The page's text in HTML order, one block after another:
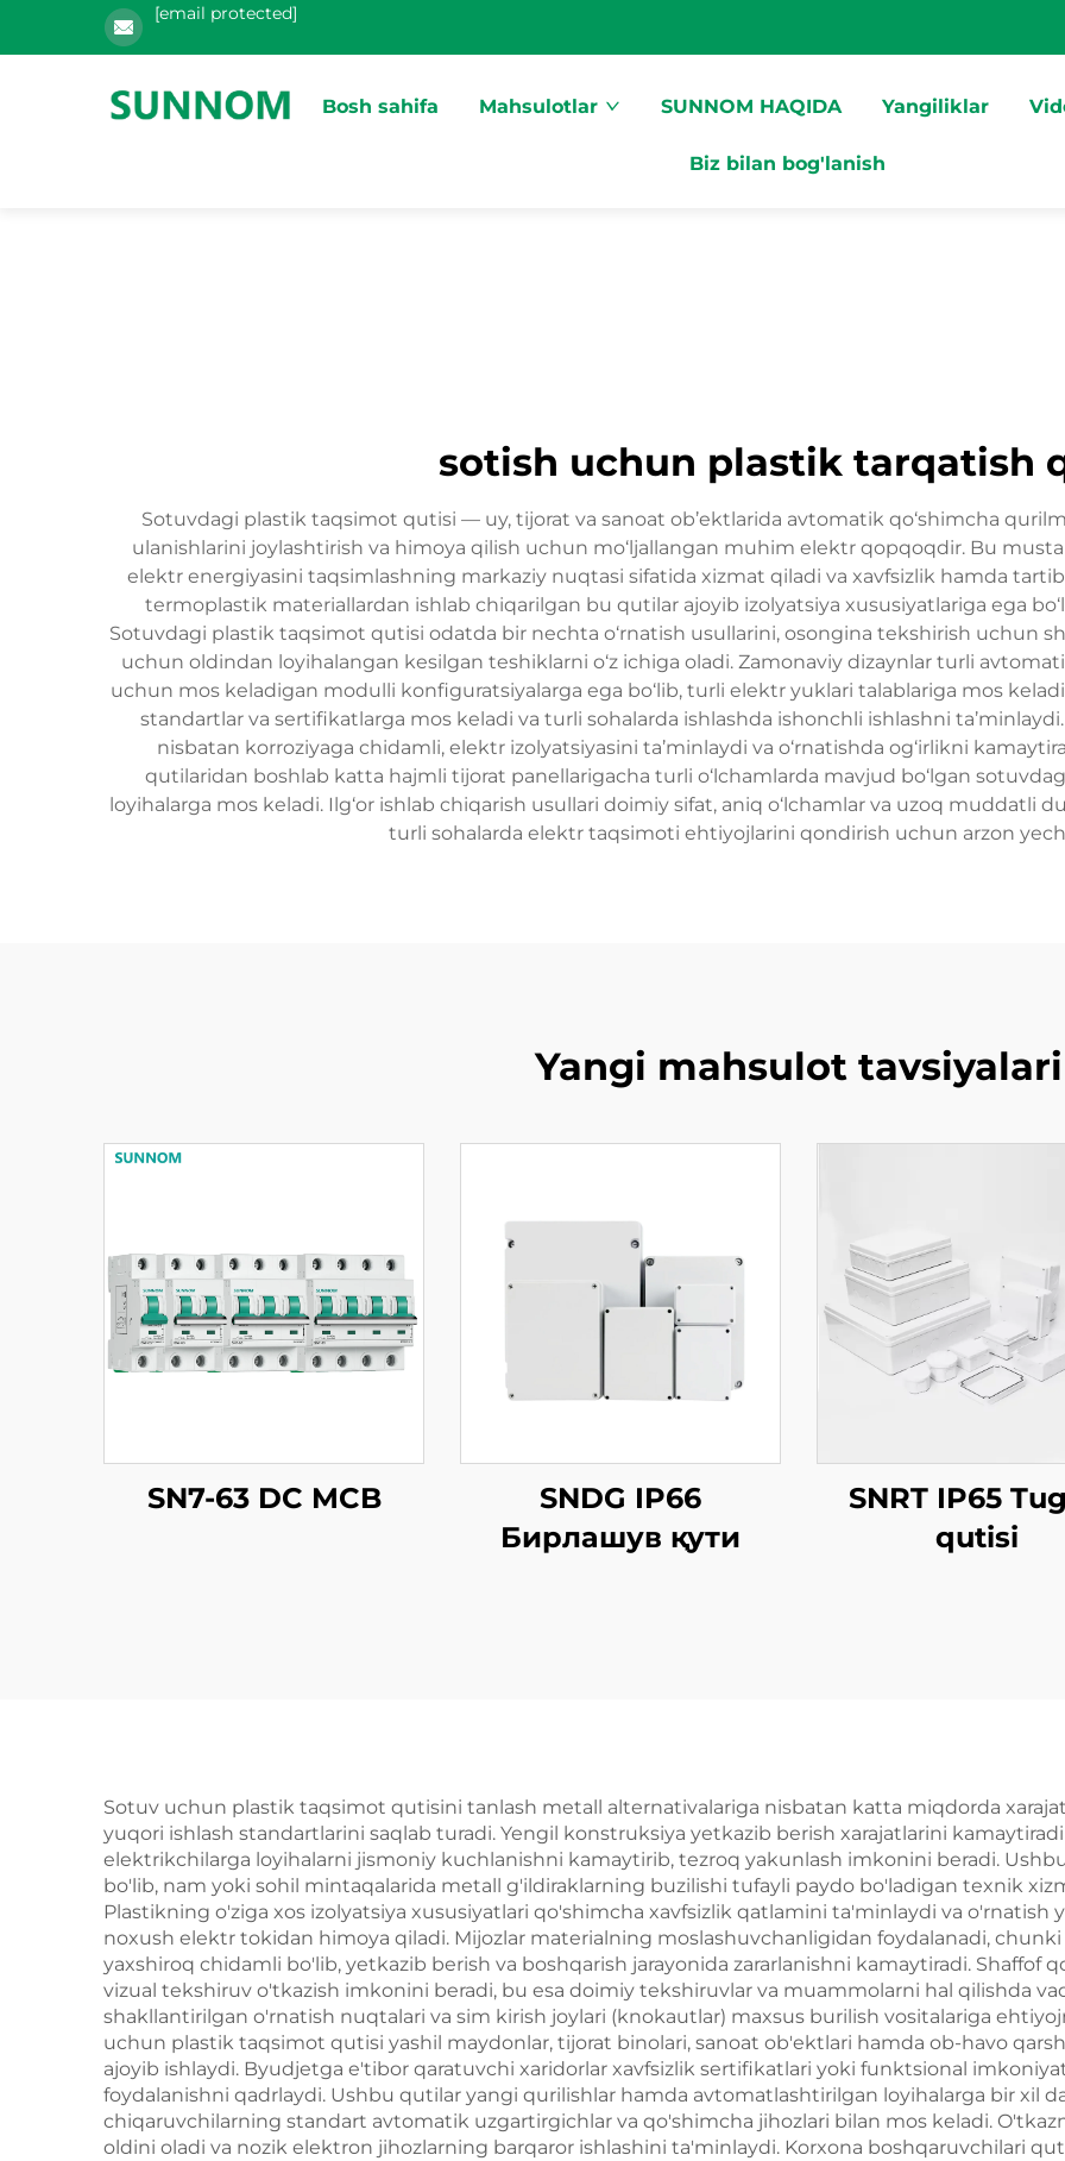
[email protected]
Bosh sahifa Mahsulotlar SUNNOM HAQIDA Yangiliklar
Biz bilan bog'lanish
sotish uchun plastik tarqatish
Sotuvdagi plastik taqsimot qutisi — uy, tijorat va sanoat ob’ektlarida avtomatik qo‘shimcha
ulanishlarini joylashtirish va himoya qilish uchun mo‘ljallangan muhim elektr qopqoqdir. Bu
elektr energiyasini taqsimlashning markaziy nuqtasi sifatida xizmat qiladi va xavfsizlik hamda
termoplastik materiallardan ishlab chiqarilgan bu qutilar ajoyib izolyatsiya xususiyatlariga ega
Sotuvdagi plastik taqsimot qutisi odatda bir nechta o‘rnatish usullarini, osongina tekshirish uchun
uchun oldindan loyihalangan kesilgan teshiklarni o‘z ichiga oladi. Zamonaviy dizaynlar turli
uchun mos keladigan modulli konfiguratsiyalarga ega bo‘lib, turli elektr yuklari talablariga mos
standartlar va sertifikatlarga mos keladi va turli sohalarda ishlashda ishonchli ishlashni
nisbatan korroziyaga chidamli, elektr izolyatsiyasini ta’minlaydi va o‘rnatishda og‘irlikni
qutilaridan boshlab katta hajmli tijorat panellarigacha turli o‘lchamlarda mavjud bo‘lgan
loyihalarga mos keladi. Ilg‘or ishlab chiqarish usullari doimiy sifat, aniq o‘lchamlar va uzoq muddatli
turli sohalarda elektr taqsimoti ehtiyojlarini qondirish uchun arzon
Yangi mahsulot tavsiyalari
SN7-63 DC MCB
SNDG IP66
Бирлашув қути
SNRT IP65
qutisi
Sotuv uchun plastik taqsimot qutisini tanlash metall alternativalariga nisbatan katta miqdorda
yuqori ishlash standartlarini saqlab turadi. Yengil konstruksiya yetkazib berish xarajatlarini
elektrikchilarga loyihalarni jismoniy kuchlanishni kamaytirib, tezroq yakunlash imkonini beradi.
bo'lib, nam yoki sohil mintaqalarida metall g'ildiraklarning buzilishi tufayli paydo bo'ladigan texnik
Plastikning o'ziga xos izolyatsiya xususiyatlari qo'shimcha xavfsizlik qatlamini ta'minlaydi va o'rnatish
noxush elektr tokidan himoya qiladi. Mijozlar materialning moslashuvchanligidan foydalanadi,
yaxshiroq chidamli bo'lib, yetkazib berish va boshqarish jarayonida zararlanishni kamaytiradi.
vizual tekshiruv o'tkazish imkonini beradi, bu esa doimiy tekshiruvlar va muammolarni hal qilishda
shakllantirilgan o'rnatish nuqtalari va sim kirish joylari (knokautlar) maxsus burilish vositalariga
uchun plastik taqsimot qutisi yashil maydonlar, tijorat binolari, sanoat ob'ektlari hamda ob-havo
ajoyib ishlaydi. Byudjetga e'tibor qaratuvchi xaridorlar xavfsizlik sertifikatlari yoki funktsional
foydalanishni qadrlaydi. Ushbu qutilar yangi qurilishlar hamda avtomatlashtirilgan loyihalarga bir xil
chiqaruvchilarning standart avtomatik uzgartirgichlar va qo'shimcha jihozlari bilan mos keladi.
oldini oladi va nozik elektron jihozlarning barqaror ishlashini ta'minlaydi. Korxona boshqaruvchilari